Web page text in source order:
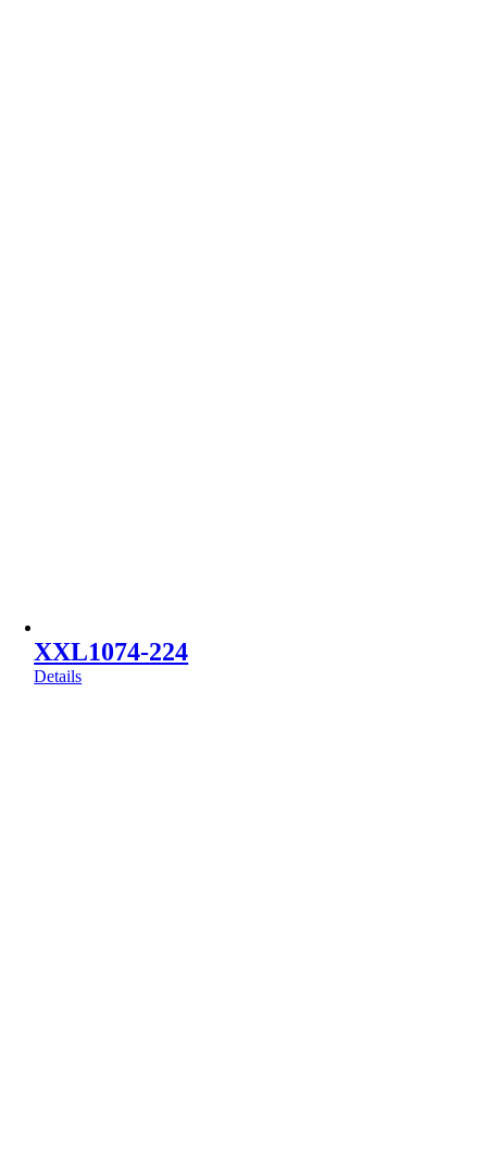
XXL1074-224
Details